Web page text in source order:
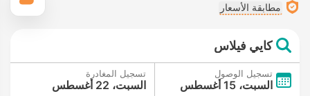
مطابقة الأسعار
كايي فيلاس
تسجيل الوصول
السبت، 15 أغسطس
تسجيل المغادرة
السبت، 22 أغسطس